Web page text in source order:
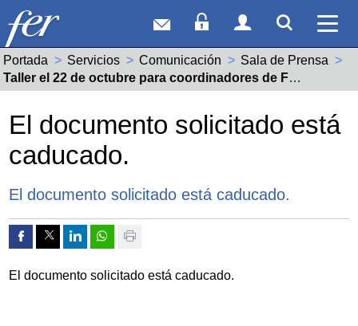
Correo webAcceso Socios
Acceso
Ver
Portada Servicios Comunicación
Sala de Prensa
Actual:
Taller el 22 de octubre para coordinadores de FP Dual centros educativos y empresas de La Rioja
El documento solicitado está
caducado.
El documento solicitado está caducado.
Compartir por Facebook
Compartir por Twitter
Compartir por Linkedin
Compartir por whatsapp
Imprimir
El documento solicitado está caducado.